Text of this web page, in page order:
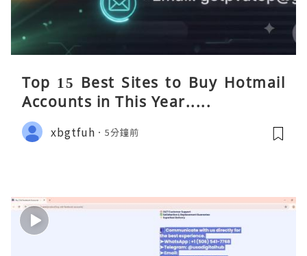
Top 15 Best Sites to Buy Hotmail
Accounts in This Year.....
xbgtfuh 5分鐘前